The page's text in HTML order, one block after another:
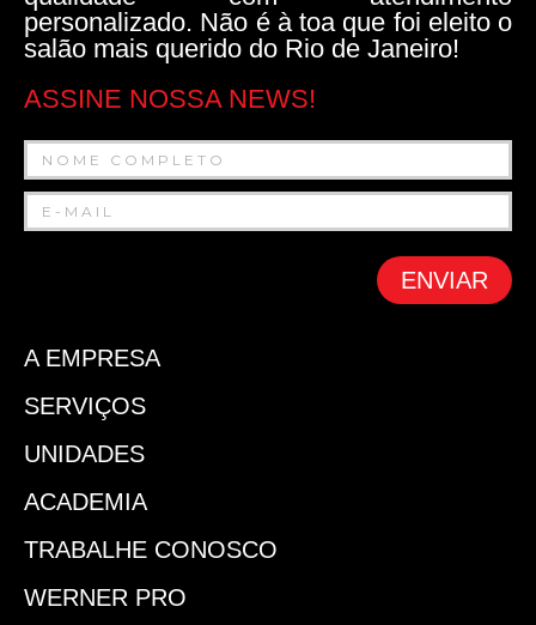
personalizado. Não é à toa que foi eleito o
salão mais querido do Rio de Janeiro!
ASSINE NOSSA NEWS!
ENVIAR
A EMPRESA
SERVIÇOS
UNIDADES
ACADEMIA
TRABALHE CONOSCO
WERNER PRO